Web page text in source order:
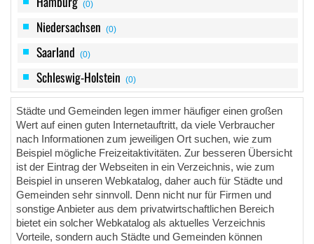
(0)
Niedersachsen (0)
Saarland (0)
Schleswig-Holstein (0)
Städte und Gemeinden legen immer häufiger einen großen
Wert auf einen guten Internetauftritt, da viele Verbraucher
nach Informationen zum jeweiligen Ort suchen, wie zum
Beispiel mögliche Freizeitaktivitäten. Zur besseren Übersicht
ist der Eintrag der Webseiten in ein Verzeichnis, wie zum
Beispiel in unseren Webkatalog, daher auch für Städte und
Gemeinden sehr sinnvoll. Denn nicht nur für Firmen und
sonstige Anbieter aus dem privatwirtschaftlichen Bereich
bietet ein solcher Webkatalog als aktuelles Verzeichnis
Vorteile, sondern auch Städte und Gemeinden können